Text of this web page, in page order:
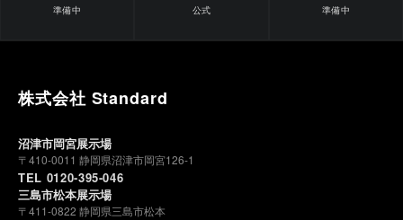
準備中 公式 準備中
株式会社 Standard
沼津市岡宮展示場
〒410-0011 静岡県沼津市岡宮126-1
TEL 0120-395-046
三島市松本展示場
〒411-0822 静岡県三島市松本